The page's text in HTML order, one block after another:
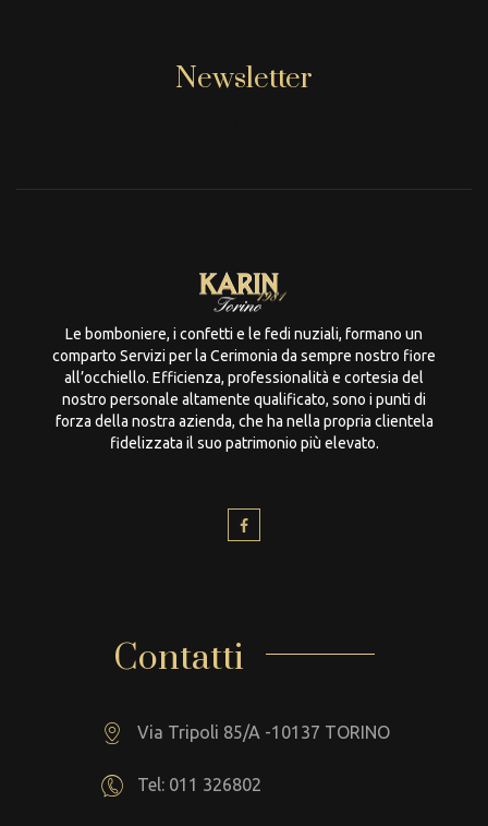
Newsletter
Le bomboniere, i confetti e le fedi nuziali, formano un
comparto Servizi per la Cerimonia da sempre nostro fiore
all’occhiello. Efficienza, professionalità e cortesia del
nostro personale altamente qualificato, sono i punti di
forza della nostra azienda, che ha nella propria clientela
fidelizzata il suo patrimonio più elevato.
Contatti
Via Tripoli 85/A -10137 TORINO
Tel: 011 326802